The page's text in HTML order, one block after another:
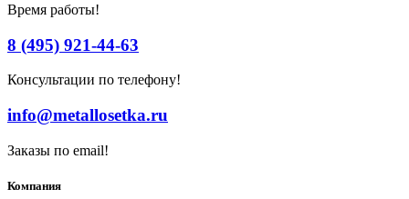
Время работы!
8 (495) 921-44-63
Консультации по телефону!
info@metallosetka.ru
Заказы по email!
Компания